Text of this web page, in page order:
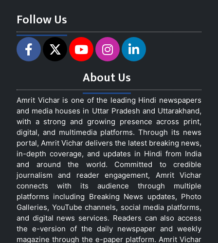
Follow Us
About Us
Amrit Vichar is one of the leading Hindi newspapers
and media houses in Uttar Pradesh and Uttarakhand,
with a strong and growing presence across print,
digital, and multimedia platforms. Through its news
portal, Amrit Vichar delivers the latest breaking news,
in-depth coverage, and updates in Hindi from India
and around the world. Committed to credible
journalism and reader engagement, Amrit Vichar
connects with its audience through multiple
platforms including Breaking News updates, Photo
Galleries, YouTube channels, social media platforms,
and digital news services. Readers can also access
the e-version of the daily newspaper and weekly
magazine through the e-paper platform. Amrit Vichar